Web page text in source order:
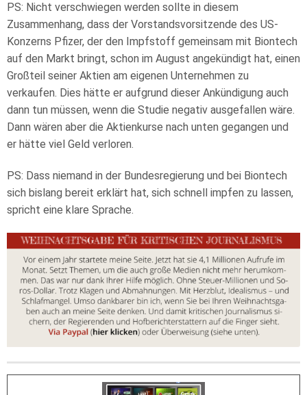
PS: Nicht verschwiegen werden sollte in diesem
Zusammenhang, dass der Vorstandsvorsitzende des US-
Konzerns Pfizer, der den Impfstoff gemeinsam mit Biontech
auf den Markt bringt, schon im August angekündigt hat, einen
Großteil seiner Aktien am eigenen Unternehmen zu
verkaufen. Dies hätte er aufgrund dieser Ankündigung auch
dann tun müssen, wenn die Studie negativ ausgefallen wäre.
Dann wären aber die Aktienkurse nach unten gegangen und
er hätte viel Geld verloren.
PS: Dass niemand in der Bundesregierung und bei Biontech
sich bislang bereit erklärt hat, sich schnell impfen zu lassen,
spricht eine klare Sprache.